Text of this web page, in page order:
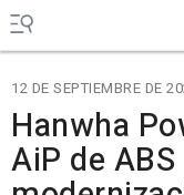
12 DE SEPTIEMBRE DE
Hanwha
AiP de